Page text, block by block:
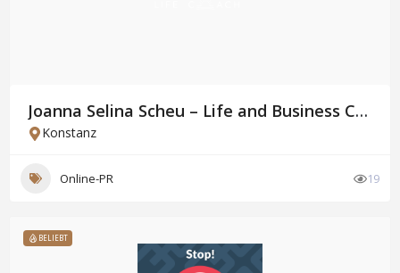
Joanna Selina Scheu – Life and Business Coaching
Konstanz
Online-PR 19
BELIEBT